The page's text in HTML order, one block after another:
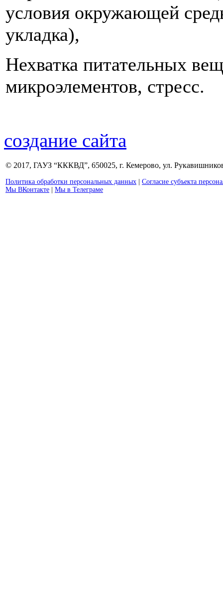
условия окружающей
укладка),
Нехватка питательных
микроэлементов, стресс.
создание сайта
© 2017, ГАУЗ “КККВД”, 650025, г. Кемерово, ул.
Политика обработки персональных данных
Согласие субъекта
Мы ВКонтакте
Мы в Телеграме